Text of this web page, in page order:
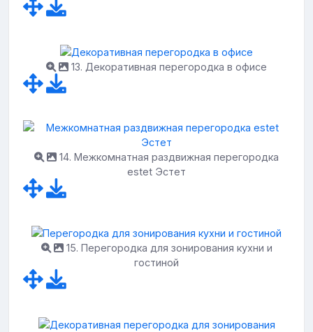
13. Декоративная перегородка в офисе
14. Межкомнатная раздвижная перегородка
estet Эстет
15. Перегородка для зонирования кухни и
гостиной